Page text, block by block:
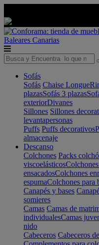
Baleares Canarias
Sofás
Sofás Chaise Longue
plazasSofás 3 plazas
exteriorDivanes
Sillones Sillones
levantapersonas
Puffs Puffs decorativos
almacenaje
Descanso
Colchones Packs
viscoelásticos
ensacadosColchones
espumaColchones para
Canapés y bases
somieres
Camas Camas de
individualesCamas
nido
Cabeceros Cabeceros